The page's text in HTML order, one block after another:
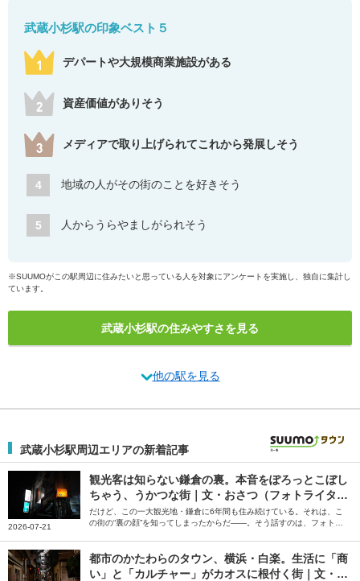
武蔵小杉駅の印象ベスト５
デパートや大規模商業施設がある
資産価値がありそう
メディアで取り上げられてこれから発展しそう
4 地域の人がその街のことを好きそう
5 人からうらやましがられそう
※SUUMOがこの駅周辺に住みたいと思っている人を対象にアンケートを実施し、独自に集計し
ています。
武蔵小杉駅の住みやすさを見る
他の駅を見る
武蔵小杉駅周辺エリアの新着記事
2026-07-21
観光客は知らない鎌倉の裏。本音をぽろっとこぼし
ちゃう、うかつな街｜文・おさつ（フォトライタ
ー）
だけど、この一大観光地・鎌倉に6年間も住み続けている。それは、こ
の街の“裏の顔”を知ってしまったからだ――。そう話すのは、フォトラ
都市のかたわらのタウン、横浜・白楽。生活に「商
い」と「カルチャー」がカオスに根付く街｜文・小